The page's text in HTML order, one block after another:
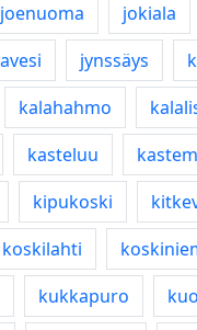
joenuoma jokiala
jynssäys
kalahahmo
kasteluu
kipukoski
koskilahti
kukkapuro